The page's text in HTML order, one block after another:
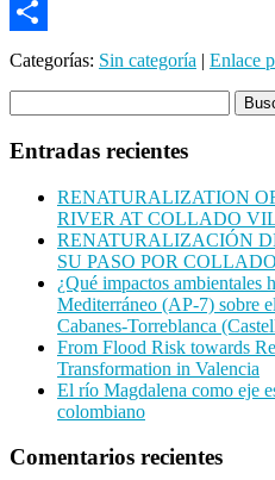
Email
Compartir
Categorías: Sin categoría | Enlace
Entradas recientes
RENATURALIZATION
RIVER AT COLLADO
RENATURALIZACIÓN
SU PASO POR
¿Qué impactos ambientales
Mediterráneo (AP-7) sobre
Cabanes-Torreblanca
From Flood Risk towards
Transformation in Valencia
El río Magdalena como eje
colombiano
Comentarios recientes